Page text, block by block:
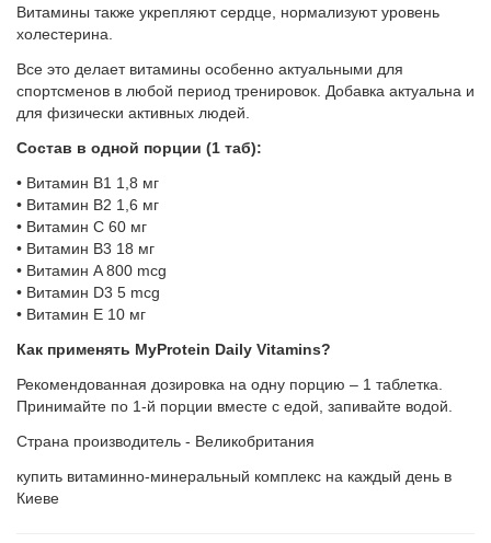
Витамины также укрепляют сердце, нормализуют уровень
холестерина.
Все это делает витамины особенно актуальными для
спортсменов в любой период тренировок. Добавка актуальна и
для физически активных людей.
Состав в одной порции (1 таб):
• Витамин B1 1,8 мг
• Витамин B2 1,6 мг
• Витамин C 60 мг
• Витамин B3 18 мг
• Витамин A 800 mcg
• Витамин D3 5 mcg
• Витамин Е 10 мг
Как применять MyProtein Daily Vitamins?
Рекомендованная дозировка на одну порцию – 1 таблетка.
Принимайте по 1-й порции вместе с едой, запивайте водой.
Страна производитель - Великобритания
купить витаминно-минеральный комплекс на каждый день в
Киеве